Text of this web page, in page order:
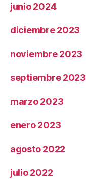
junio 2024
diciembre 2023
noviembre 2023
septiembre 2023
marzo 2023
enero 2023
agosto 2022
julio 2022